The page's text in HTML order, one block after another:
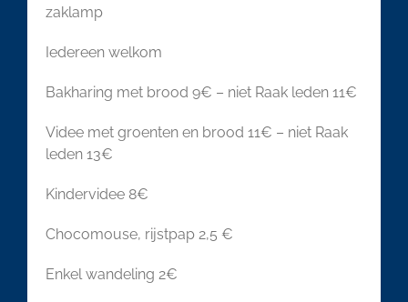
zaklamp
Iedereen welkom
Bakharing met brood 9€ – niet Raak leden 11€
Videe met groenten en brood 11€ – niet Raak
leden 13€
Kindervidee 8€
Chocomouse, rijstpap 2,5 €
Enkel wandeling 2€